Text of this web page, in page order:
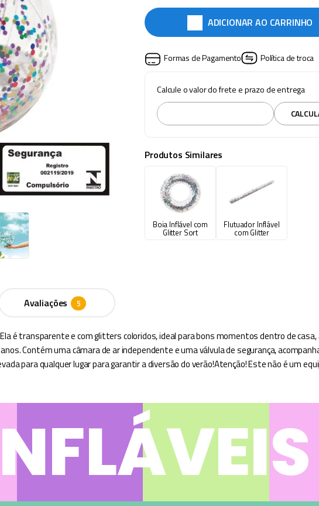
ADICIONAR AO CARRINHO
Formas de Pagamento Política de troca
Calcule o valor do frete e prazo de entrega
Produtos Similares
Boia Inflável com
Glitter Sort
Flutuador Inflável
com Glitter
Avaliações
é transparente e com glitters coloridos, ideal para bons momentos dentro de casa,
Contém uma câmara de ar independente e uma válvula de segurança,
para qualquer lugar para garantir a diversão do verão!Atenção! Este não é um